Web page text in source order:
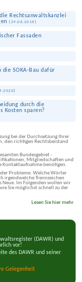
Rechtsanwaltskanzlei
( 29.06.2016)
Fassaden
SOKA-Bau dafür
)
durch die
Kosten sparen?
bei der Durchsetzung Ihrer
den richtigen Rechtsbeistand
Bundesgebiet -
Mitgliedschaften und
Kontaktaufnahme benötigen.
Probleme. Welche Wörter
irgendwelche Trennzeichen
Neue. Im Folgenden wollen wir
Sie möglichst schnell zu der
Lesen Sie hier mehr
(DAWR) und
vor!
des DAWR und seiner
Gelegenheit